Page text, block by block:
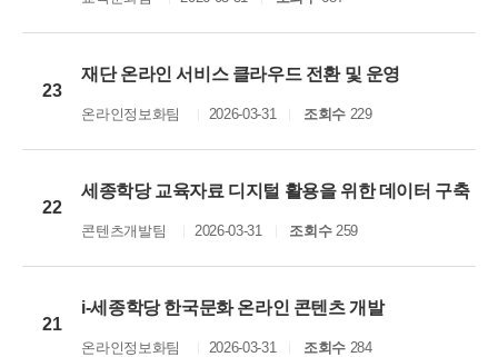
23
재단 온라인 서비스 클라우드 전환 및 운영
온라인정보화팀 2026-03-31 조회수 229
22
세종학당 교육자료 디지털 활용을 위한 데이터 구축
콘텐츠개발팀 2026-03-31 조회수259
21
i-세종학당 한국문화 온라인 콘텐츠 개발
온라인정보화팀 2026-03-31 조회수 284